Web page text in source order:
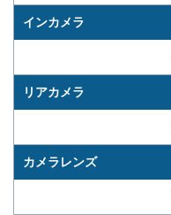
インカメラ
リアカメラ
カメラレンズ